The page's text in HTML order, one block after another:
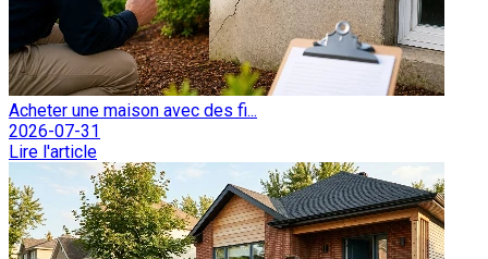
Acheter une maison avec des fi...
2026-07-31
Lire l'article